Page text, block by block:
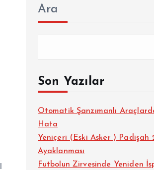
Ara
Son Yazılar
Otomatik Şanzımanlı
Hata
Yeniçeri (Eski Asker ) Padişah
Ayaklanması
Futbolun Zirvesinde Yeniden